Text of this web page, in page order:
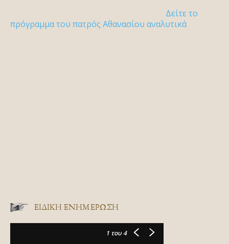
Δείτε το
πρόγραμμα του πατρός Αθανασίου αναλυτικά
ΕΙΔΙΚΉ ΕΝΗΜΈΡΩΣΗ
1 του 4